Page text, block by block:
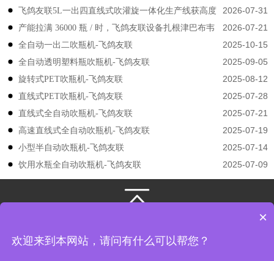
2026-07-31
飞鸽友联5L一出四直线式吹灌旋一体化生产线获高度
认可
2026-07-21
产能拉满 36000 瓶 / 时，飞鸽友联设备扎根津巴布韦
2025-10-15
​​全自动一出二吹瓶机-飞鸽友联
2025-09-05
全自动透明塑料瓶吹瓶机-飞鸽友联
2025-08-12
旋转式PET吹瓶机-飞鸽友联
2025-07-28
直线式PET吹瓶机-飞鸽友联
2025-07-21
直线式全自动吹瓶机-飞鸽友联
2025-07-19
高速直线式全自动吹瓶机-飞鸽友联
2025-07-14
小型半自动吹瓶机-飞鸽友联
2025-07-09
饮用水瓶全自动吹瓶机-飞鸽友联
江苏飞鸽友联机械股份有限公司
版权所有
地址： 江苏省张家港市凤凰镇韩国工业园飞翔路8号
×
欢迎来到本网站，请问有什么可以帮您？